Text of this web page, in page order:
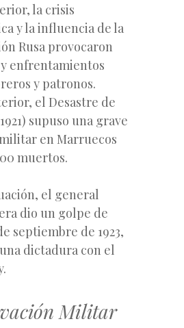
la crisis
y la influencia de la
Rusa provocaron
enfrentamientos
y patronos.
el Desastre de
supuso una grave
en Marruecos
muertos.
el general
dio un golpe de
septiembre de 1923,
dictadura con el
Militar